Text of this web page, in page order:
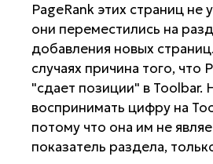
PageRank этих страниц не
они переместились на
добавления новых
случаях причина того, что
"сдает позиции" в Toolbar.
воспринимать цифру на
потому что она им не
показатель раздела,